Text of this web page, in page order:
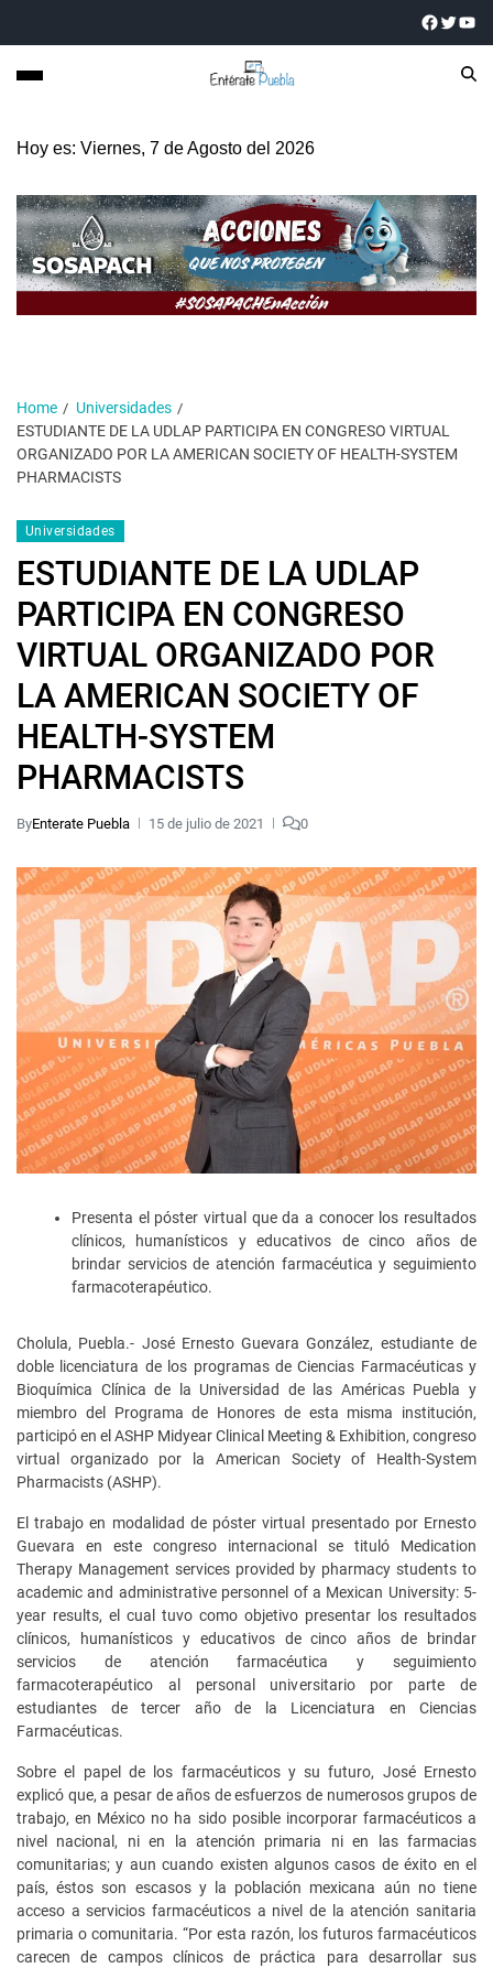
Hoy es: Viernes, 7 de Agosto del 2026
Home
Universidades
ESTUDIANTE DE LA UDLAP PARTICIPA EN CONGRESO VIRTUAL
ORGANIZADO POR LA AMERICAN SOCIETY OF HEALTH-SYSTEM
PHARMACISTS
Universidades
ESTUDIANTE DE LA UDLAP
PARTICIPA EN CONGRESO
VIRTUAL ORGANIZADO POR
LA AMERICAN SOCIETY OF
HEALTH-SYSTEM
PHARMACISTS
ByEnterate Puebla 15 de julio de 2021 0
Presenta el póster virtual que da a conocer los resultados
clínicos, humanísticos y educativos de cinco años de
brindar servicios de atención farmacéutica y seguimiento
farmacoterapéutico.
Cholula, Puebla.- José Ernesto Guevara González, estudiante de
doble licenciatura de los programas de Ciencias Farmacéuticas y
Bioquímica Clínica de la Universidad de las Américas Puebla y
miembro del Programa de Honores de esta misma institución,
participó en el ASHP Midyear Clinical Meeting & Exhibition, congreso
virtual organizado por la American Society of Health-System
Pharmacists (ASHP).
El trabajo en modalidad de póster virtual presentado por Ernesto
Guevara en este congreso internacional se tituló Medication
Therapy Management services provided by pharmacy students to
academic and administrative personnel of a Mexican University: 5-
year results, el cual tuvo como objetivo presentar los resultados
clínicos, humanísticos y educativos de cinco años de brindar
servicios de atención farmacéutica y seguimiento
farmacoterapéutico al personal universitario por parte de
estudiantes de tercer año de la Licenciatura en Ciencias
Farmacéuticas.
Sobre el papel de los farmacéuticos y su futuro, José Ernesto
explicó que, a pesar de años de esfuerzos de numerosos grupos de
trabajo, en México no ha sido posible incorporar farmacéuticos a
nivel nacional, ni en la atención primaria ni en las farmacias
comunitarias; y aun cuando existen algunos casos de éxito en el
país, éstos son escasos y la población mexicana aún no tiene
acceso a servicios farmacéuticos a nivel de la atención sanitaria
primaria o comunitaria. “Por esta razón, los futuros farmacéuticos
carecen de campos clínicos de práctica para desarrollar sus